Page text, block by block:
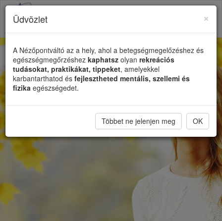
×
Üdvözlet
A Nézőpontváltó az a hely, ahol a betegségmegelőzéshez és
egészségmegőrzéshez kaphatsz olyan rekreációs
tudásokat, praktikákat, tippeket, amelyekkel
karbantarthatod és fejlesztheted mentális, szellemi és
fizika egészségedet.
Többet ne jelenjen meg OK